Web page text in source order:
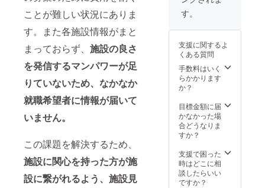
ことが難しい状況にありま
す。また各施設情報がまと
まっておらず、 施設の良さ
を発信するマンパワーが足
りていないため、なかなか
就職希望者に情報が届いて
いません。
この課題を解決するため、
施設に関心を持った方が施
設に繋がれるよう、施設見
掲載さ
ただき
ます。
（個人
の方、
法人の
希望者
は代表
の大山
が無料
を承り
ます。
(原則都
内に限
す。
支援に関するよ
くある質問
手数料はいく
らかかります
か？
目標金額に届
かなかった場
合どうなりま
すか？
支援で困った
時はどこに相
談したらいい
ですか？